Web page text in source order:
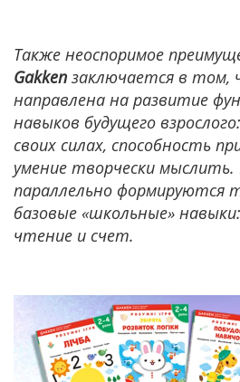
Также неоспоримое
Gakken заключается в том,
направлена на развитие
навыков будущего
своих силах, способность
умение творчески мыслить.
параллельно формируются
базовые «школьные»
чтение и счет.